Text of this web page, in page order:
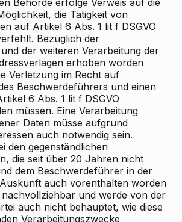
Behörde erfolge Verweis auf die
die Tätigkeit von
auf Artikel 6 Abs. 1 lit f DSGVO
Bezüglich der
der weiteren Verarbeitung der
erhoben worden
Verletzung im Recht auf
Beschwerdeführers und einen
6 Abs. 1 lit f DSGVO
müssen. Eine Verarbeitung
Daten müsse aufgrund
auch notwendig sein.
den gegenständlichen
die seit über 20 Jahren nicht
dem Beschwerdeführer in der
auch vorenthalten worden
und werde von der
auch nicht behauptet, wie diese
Verarbeitungszwecke